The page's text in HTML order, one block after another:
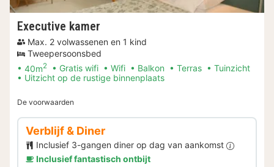
Executive kamer
Max. 2 volwassenen en 1 kind
Tweepersoonsbed
40m2 Gratis wifi Wifi Balkon Terras
Tuinzicht
Uitzicht op de rustige binnenplaats
De voorwaarden
Verblijf & Diner
Inclusief 3-gangen diner op dag van aankomst
Inclusief fantastisch ontbijt